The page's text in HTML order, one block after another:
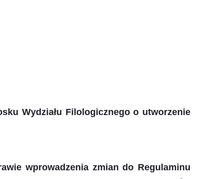
Wydziału Filologicznego o utworzenie
wprowadzenia zmian do Regulaminu